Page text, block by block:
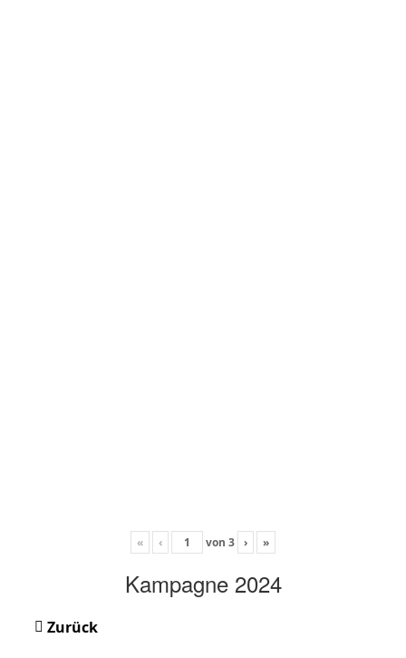
« ‹ von 3 › »
Kampagne 2024
Zurück